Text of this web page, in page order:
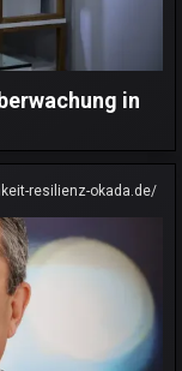
in
resilienz-okada.de/